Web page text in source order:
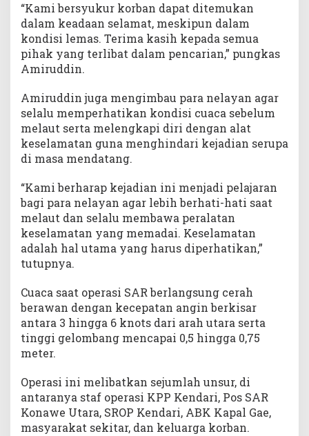
“Kami bersyukur korban dapat ditemukan
dalam keadaan selamat, meskipun dalam
kondisi lemas. Terima kasih kepada semua
pihak yang terlibat dalam pencarian,” pungkas
Amiruddin.
Amiruddin juga mengimbau para nelayan agar
selalu memperhatikan kondisi cuaca sebelum
melaut serta melengkapi diri dengan alat
keselamatan guna menghindari kejadian serupa
di masa mendatang.
“Kami berharap kejadian ini menjadi pelajaran
bagi para nelayan agar lebih berhati-hati saat
melaut dan selalu membawa peralatan
keselamatan yang memadai. Keselamatan
adalah hal utama yang harus diperhatikan,”
tutupnya.
Cuaca saat operasi SAR berlangsung cerah
berawan dengan kecepatan angin berkisar
antara 3 hingga 6 knots dari arah utara serta
tinggi gelombang mencapai 0,5 hingga 0,75
meter.
Operasi ini melibatkan sejumlah unsur, di
antaranya staf operasi KPP Kendari, Pos SAR
Konawe Utara, SROP Kendari, ABK Kapal Gae,
masyarakat sekitar, dan keluarga korban.